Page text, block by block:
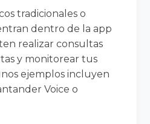
tradicionales o
dentro de la app
realizar consultas
y monitorear tus
ejemplos incluyen
Voice o